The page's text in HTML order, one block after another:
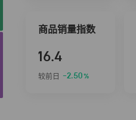
商品销量指数
16.4
较前日 -2.50%